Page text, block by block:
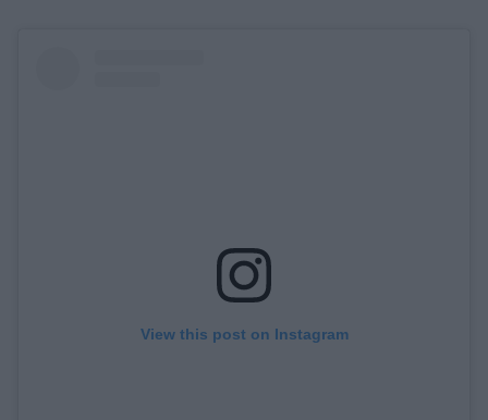
View this post on Instagram